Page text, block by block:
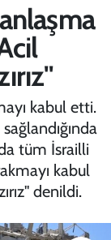
kabul etti.
tüm İsrailli
kabul
denildi.